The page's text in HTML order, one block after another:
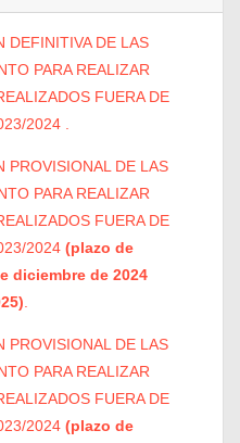
DEFINITIVA DE LAS
PARA REALIZAR
FUERA DE
2024 .
PROVISIONAL DE LAS
PARA REALIZAR
FUERA DE
2024 (plazo de
diciembre de 2024
.
PROVISIONAL DE LAS
PARA REALIZAR
FUERA DE
2024 (plazo de